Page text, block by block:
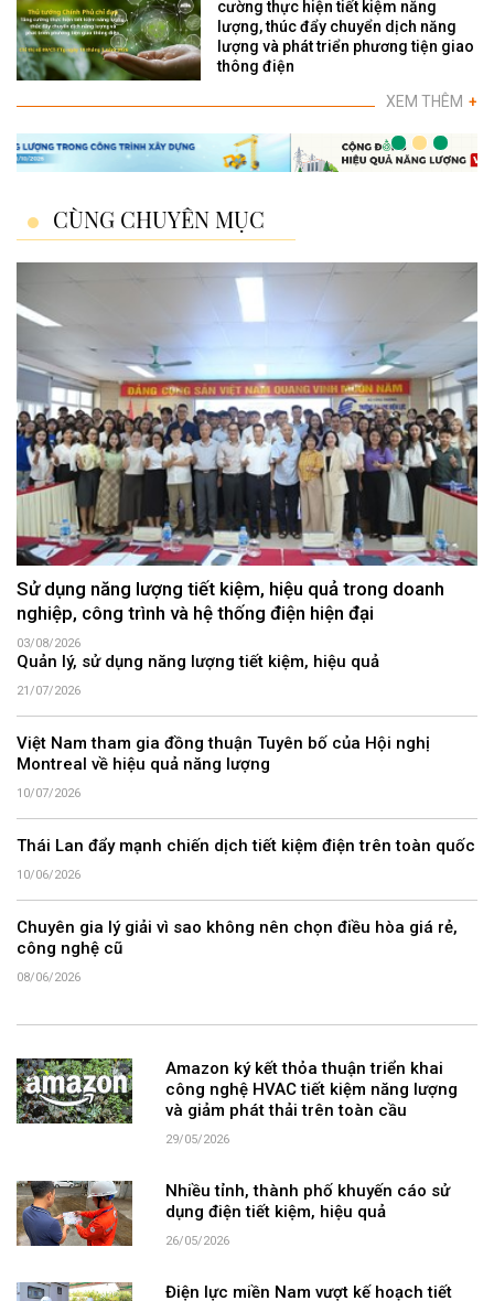
cường thực hiện tiết kiệm năng
lượng, thúc đẩy chuyển dịch năng
lượng và phát triển phương tiện giao
thông điện
XEM THÊM +
CÙNG CHUYÊN MỤC
Sử dụng năng lượng tiết kiệm, hiệu quả trong doanh
nghiệp, công trình và hệ thống điện hiện đại
03/08/2026
Quản lý, sử dụng năng lượng tiết kiệm, hiệu quả
21/07/2026
Việt Nam tham gia đồng thuận Tuyên bố của Hội nghị
Montreal về hiệu quả năng lượng
10/07/2026
Thái Lan đẩy mạnh chiến dịch tiết kiệm điện trên toàn quốc
10/06/2026
Chuyên gia lý giải vì sao không nên chọn điều hòa giá rẻ,
công nghệ cũ
08/06/2026
Amazon ký kết thỏa thuận triển khai
công nghệ HVAC tiết kiệm năng lượng
và giảm phát thải trên toàn cầu
29/05/2026
Nhiều tỉnh, thành phố khuyến cáo sử
dụng điện tiết kiệm, hiệu quả
26/05/2026
Điện lực miền Nam vượt kế hoạch tiết